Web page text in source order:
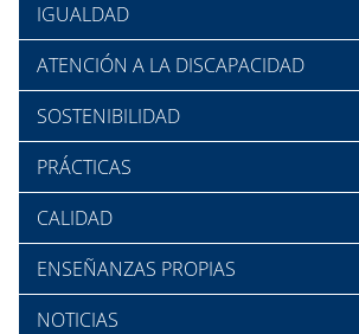
IGUALDAD
ATENCIÓN A LA DISCAPACIDAD
SOSTENIBILIDAD
PRÁCTICAS
CALIDAD
ENSEÑANZAS PROPIAS
NOTICIAS